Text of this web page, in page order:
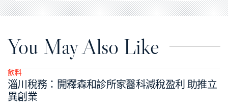
You May Also Like
Posted
in
飲料
淄川稅務：開釋森和診所家醫科減稅盈利 助推立
異創業